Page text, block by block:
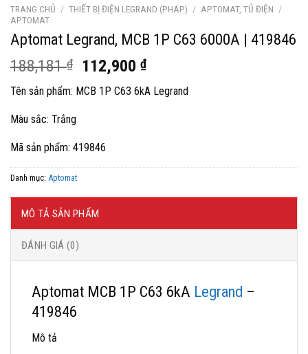
TRANG CHỦ / THIẾT BỊ ĐIỆN LEGRAND (PHÁP) / APTOMAT, TỦ ĐIỆN /
APTOMAT
Aptomat Legrand, MCB 1P C63 6000A | 419846
188,181₫
Giá
gốc
là:
112,900₫Giá
hiện
tại
Tên sản phẩm: MCB 1P C63 6kA Legrand
Màu sắc: Trắng
Mã sản phẩm: 419846
Danh mục: Aptomat
MÔ TẢ SẢN PHẨM
ĐÁNH GIÁ (0)
Aptomat MCB 1P C63 6kA Legrand –
419846
Mô tả